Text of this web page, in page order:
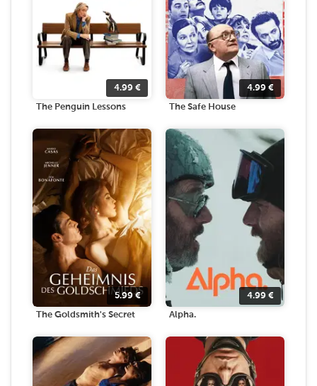
4.99 €
The Penguin Lessons
4.99 €
The Safe House
5.99€
The Goldsmith's Secret
4.99 €
Alpha.